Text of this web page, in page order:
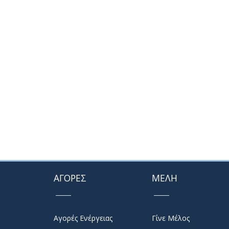
ΑΓΟΡΕΣ
Αγορές Ενέργειας
ΜΕΛΗ
Γίνε Μέλος